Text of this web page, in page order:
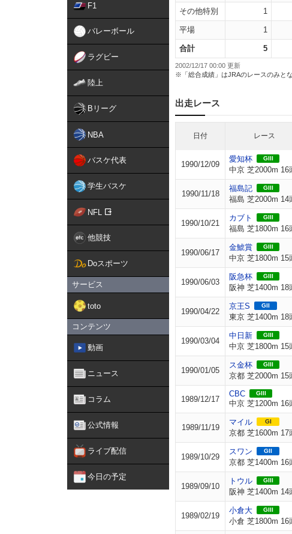
F1
バレーボール
ラグビー
陸上
Bリーグ
NBA
バスケ代表
学生バスケ
NFL
他競技
Doスポーツ
サービス
toto
コンテンツ
動画
ニュース
コラム
公式情報
ライブ配信
今日の予定
その他特別 1
平場 1
合計 5
2002/12/17 00:00 更新
※「総合成績」はJRAのレースのみとな
出走レース
日付 レース
1990/12/09
愛知杯 GIII
中京 芝2000m 16
1990/11/18
福島記 GIII
福島 芝2000m 14
1990/10/21
カブト GIII
福島 芝1800m 16
1990/06/17
金鯱賞 GIII
中京 芝1800m 15
1990/06/03
阪急杯 GIII
阪神 芝1400m 18
1990/04/22
京王S GII
東京 芝1400m 18
1990/03/04
中日新 GIII
中京 芝1800m 15
1990/01/05
ス金杯 GIII
京都 芝2000m 15
1989/12/17
CBC GIII
中京 芝1200m 16
1989/11/19
マイル GI
京都 芝1600m 17
1989/10/29
スワン GII
京都 芝1400m 16
1989/09/10
トウル GIII
阪神 芝1400m 14
1989/02/19
小倉大 GIII
小倉 芝1800m 16